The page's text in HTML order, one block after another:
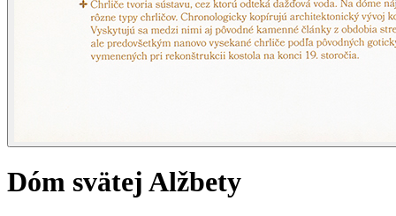
Dóm svätej Alžbety